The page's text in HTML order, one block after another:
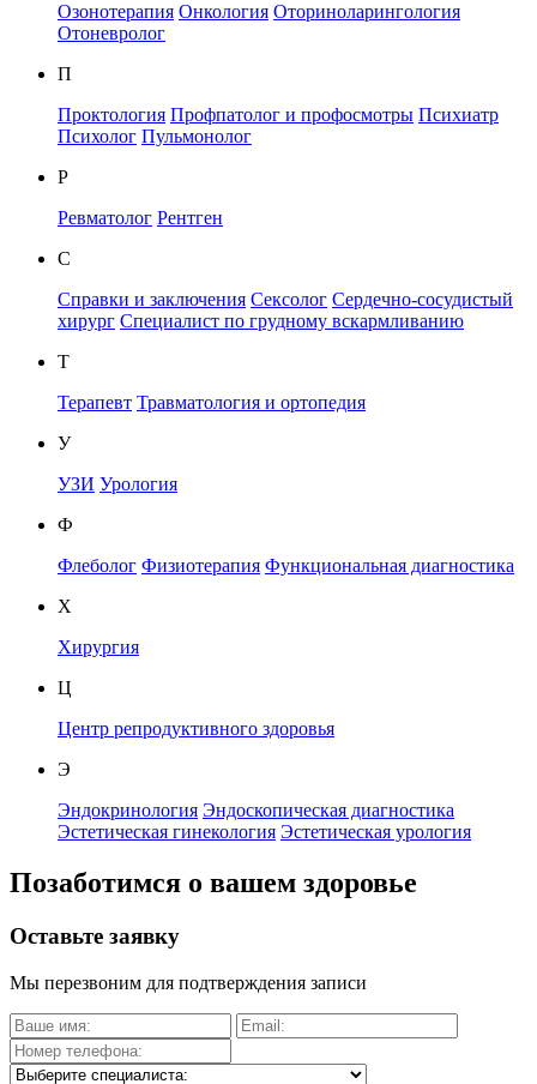
Озонотерапия Онкология Оториноларингология
Отоневролог
П
Проктология Профпатолог и профосмотры Психиатр
Психолог Пульмонолог
Р
Ревматолог Рентген
С
Справки и заключения Сексолог Сердечно-сосудистый
хирург Специалист по грудному вскармливанию
Т
Терапевт Травматология и ортопедия
У
УЗИ Урология
Ф
Флеболог Физиотерапия Функциональная диагностика
Х
Хирургия
Ц
Центр репродуктивного здоровья
Э
Эндокринология Эндоскопическая диагностика
Эстетическая гинекология Эстетическая урология
Позаботимся о вашем здоровье
Оставьте заявку
Мы перезвоним для подтверждения записи